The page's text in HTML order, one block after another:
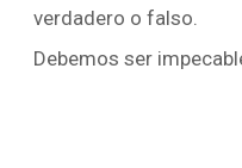
verdadero o falso.
Debemos ser